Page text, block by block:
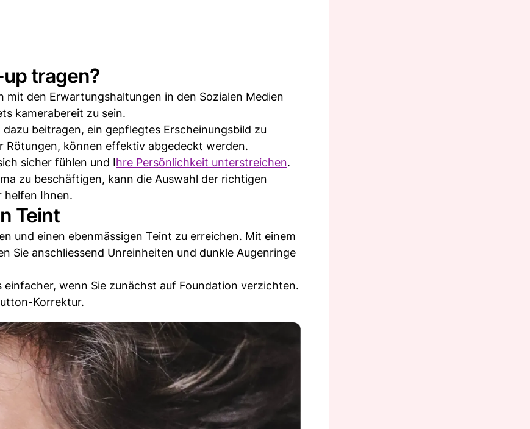
tragen?
den Erwartungshaltungen in den Sozialen Medien
kamerabereit zu sein.
beitragen, ein gepflegtes Erscheinungsbild zu
Rötungen, können effektiv abgedeckt werden.
sicher fühlen und Ihre Persönlichkeit unterstreichen.
zu beschäftigen, kann die Auswahl der richtigen
Ihnen.
Teint
und einen ebenmässigen Teint zu erreichen. Mit einem
Sie anschliessend Unreinheiten und dunkle Augenringe
wenn Sie zunächst auf Foundation verzichten.
Korrektur.